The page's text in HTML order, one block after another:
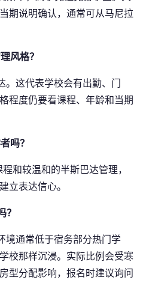
期说明确认，通常可从马尼拉
风格？
这代表学校会有出勤、门
程度仍要看课程、年龄和当期
吗？
和较温和的半斯巴达管理，
立表达信心。
？
境通常低于宿务部分热门学
校那样沉浸。实际比例会受寒
型分配影响，报名时建议询问